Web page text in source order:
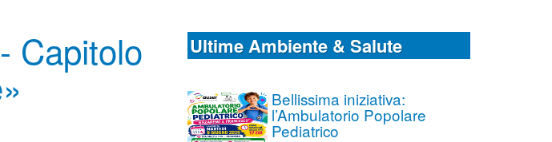
Capitolo Ultime Ambiente & Salute
Bellissima iniziativa:
l’Ambulatorio Popolare
Pediatrico